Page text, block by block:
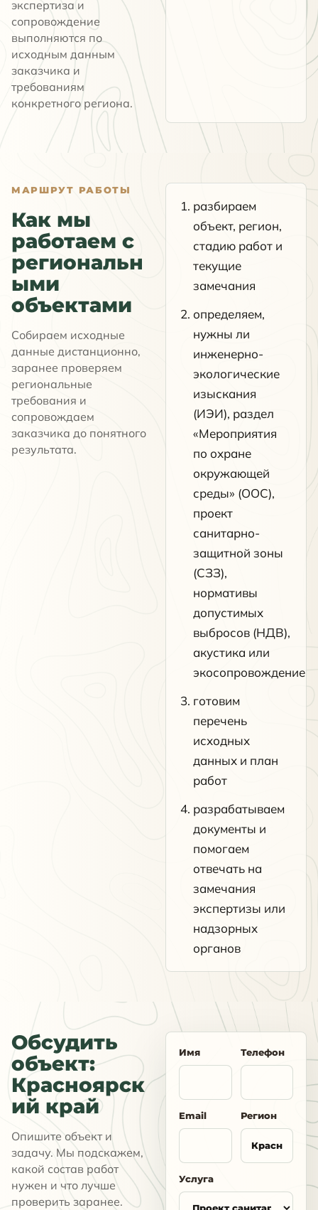
экспертиза и
сопровождение
выполняются по
исходным данным
заказчика и
требованиям
конкретного региона.
МАРШРУТ РАБОТЫ
Как мы
работаем с
региональн
ыми
объектами
Собираем исходные
данные дистанционно,
заранее проверяем
региональные
требования и
сопровождаем
заказчика до понятного
результата.
разбираем
объект, регион,
стадию работ и
текущие
замечания
определяем,
нужны ли
инженерно-
экологические
изыскания
(ИЭИ), раздел
«Мероприятия
по охране
окружающей
среды» (ООС),
проект
санитарно-
защитной зоны
(СЗЗ),
нормативы
допустимых
выбросов (НДВ),
акустика или
экосопровождение
готовим
перечень
исходных
данных и план
работ
разрабатываем
документы и
помогаем
отвечать на
замечания
экспертизы или
надзорных
органов
Обсудить
объект:
Красноярск
ий край
Опишите объект и
задачу. Мы подскажем,
какой состав работ
нужен и что лучше
проверить заранее.
Имя Телефон
Email Регион
Услуга